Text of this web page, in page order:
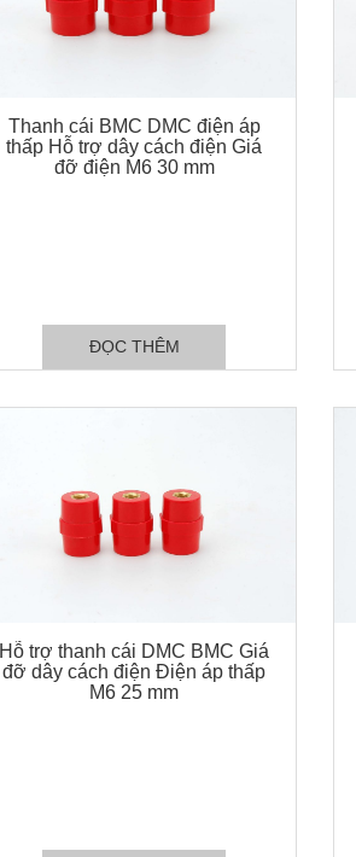
Thanh cái BMC DMC điện áp
thấp Hỗ trợ dây cách điện Giá
đỡ điện M6 30 mm
ĐỌC THÊM
Hỗ trợ thanh cái DMC BMC Giá
đỡ dây cách điện Điện áp thấp
M6 25 mm